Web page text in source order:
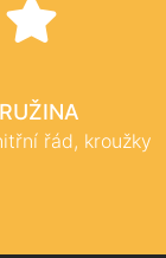
řád, kroužky